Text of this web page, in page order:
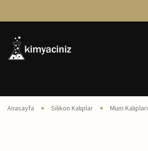
Anasayfa Silikon Kalıplar Mum Kalıpları